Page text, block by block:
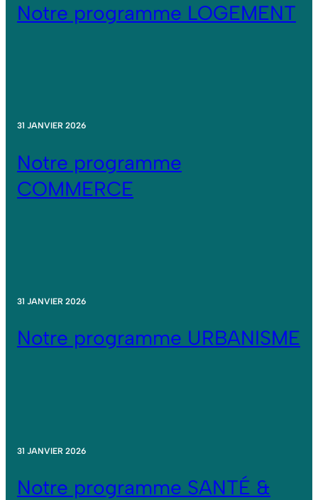
Notre programme LOGEMENT
31 JANVIER 2026
Notre programme
COMMERCE
31 JANVIER 2026
Notre programme URBANISME
31 JANVIER 2026
Notre programme SANTÉ &